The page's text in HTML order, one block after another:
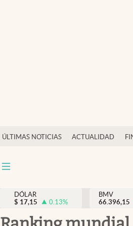
ÚLTIMAS NOTICIAS ACTUALIDAD
Opinión
Vida y estilo
DÓLAR
$ 17,15 0.13%
BMV
66.396,15